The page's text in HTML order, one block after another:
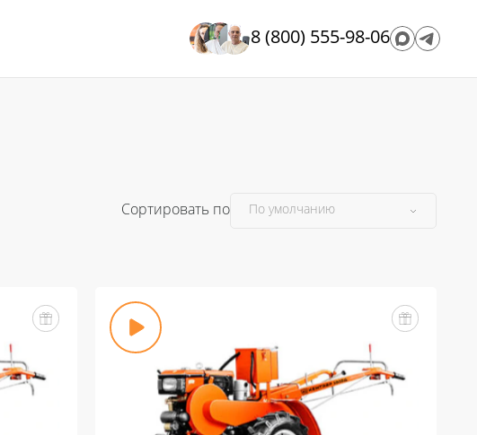
8 (800) 555-98-06
Сортировать по